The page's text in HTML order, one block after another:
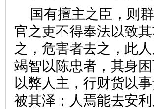
国有擅主之臣，则
官之吏不得奉法以致
之，危害者去之，此
竭智以陈忠者，其身
以弊人主，行财货以
被其泽；人焉能去安